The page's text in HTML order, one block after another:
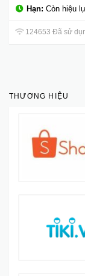
Hạn: Còn hiệu
124653 Đã sử
THƯƠNG HIỆU